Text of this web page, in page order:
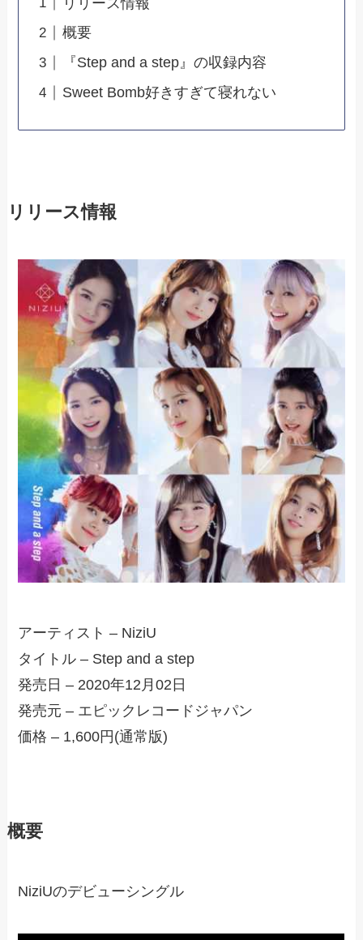
概要
『Step and a step』の収録内容
Sweet Bomb好きすぎて寝れない
リリース情報
アーティスト – NiziU
タイトル – Step and a step
発売日 – 2020年12月02日
発売元 – エピックレコードジャパン
価格 – 1,600円(通常版)
概要
NiziUのデビューシングル